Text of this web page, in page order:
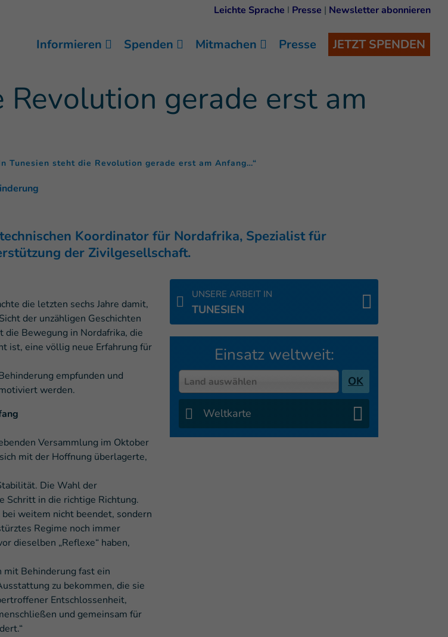
Leichte Sprache I Presse | Newsletter abonnieren
Informieren Spenden Mitmachen Presse JETZT SPENDEN
Revolution gerade erst am
Tunesien steht die Revolution gerade erst am Anfang…“
Koordinator für Nordafrika, Spezialist für
der Zivilgesellschaft.
die letzten sechs Jahre damit,
der unzähligen Geschichten
Bewegung in Nordafrika, die
ist, eine völlig neue Erfahrung für
empfunden und
werden.
Versammlung im Oktober
mit der Hoffnung überlagerte,
Die Wahl der
Schritt in die richtige Richtung.
weitem nicht beendet, sondern
Regime noch immer
dieselben „Reflexe“ haben,
Behinderung fast ein
zu bekommen, die sie
Entschlossenheit,
und gemeinsam für
UNSERE ARBEIT IN
TUNESIEN
Einsatz weltweit:
Country
Land auswählen OK
Weltkarte